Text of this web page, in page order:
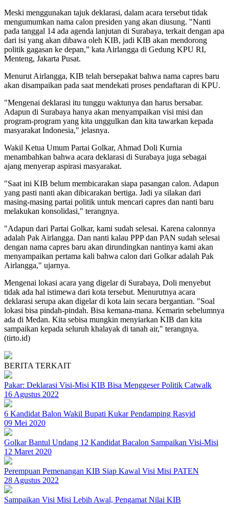
Meski menggunakan tajuk deklarasi, dalam acara tersebut tidak
mengumumkan nama calon presiden yang akan diusung. "Nanti
pada tanggal 14 ada agenda lanjutan di Surabaya, terkait dengan apa
dari isi yang akan dibawa oleh KIB, jadi KIB akan mendorong
politik gagasan ke depan,” kata Airlangga di Gedung KPU RI,
Menteng, Jakarta Pusat.
Menurut Airlangga, KIB telah bersepakat bahwa nama capres baru
akan disampaikan pada saat mendekati proses pendaftaran di KPU.
"Mengenai deklarasi itu tunggu waktunya dan harus bersabar.
Adapun di Surabaya hanya akan menyampaikan visi misi dan
program-program yang kita unggulkan dan kita tawarkan kepada
masyarakat Indonesia," jelasnya.
Wakil Ketua Umum Partai Golkar, Ahmad Doli Kurnia
menambahkan bahwa acara deklarasi di Surabaya juga sebagai
ajang menyerap aspirasi masyarakat.
"Saat ini KIB belum membicarakan siapa pasangan calon. Adapun
yang pasti nanti akan dibicarakan bertiga. Jadi ya silakan dari
masing-masing partai politik untuk mencari capres dan nanti baru
melakukan konsolidasi," terangnya.
"Adapun dari Partai Golkar, kami sudah selesai. Karena calonnya
adalah Pak Airlangga. Dan nanti kalau PPP dan PAN sudah selesai
dengan nama capres baru akan dirundingkan nantinya kami akan
menyampaikan pertama kali bahwa calon dari Golkar adalah Pak
Airlangga," ujarnya.
Mengenai lokasi acara yang digelar di Surabaya, Doli menyebut
tidak ada hal istimewa dari kota tersebut. Menurutnya acara
deklarasi serupa akan digelar di kota lain secara bergantian. "Soal
lokasi bisa pindah-pindah. Bisa kemana-mana. Kemarin sebelumnya
ada di Medan. Kita sebisa mungkin menyiarkan KIB dan kita
sampaikan kepada seluruh khalayak di tanah air," terangnya.
(tirto.id)
BERITA TERKAIT
Pakar: Deklarasi Visi-Misi KIB Bisa Menggeser Politik Catwalk
16 Agustus 2022
6 Kandidat Balon Wakil Bupati Kukar Pendamping Rasyid
09 Mei 2020
Golkar Bantul Undang 12 Kandidat Bacalon Sampaikan Visi-Misi
12 Maret 2020
Perempuan Pemenangan KIB Siap Kawal Visi Misi PATEN
28 Agustus 2022
Sampaikan Visi Misi Lebih Awal, Pengamat Nilai KIB